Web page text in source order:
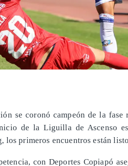
se coronó campeón de la
de la Liguilla de Ascenso
los primeros encuentros están
con Deportes Copiapó